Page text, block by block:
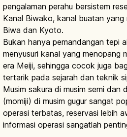
pengalaman perahu bersistem
Kanal Biwako, kanal buatan yang
Biwa dan Kyoto.
Bukan hanya pemandangan tepi
menyusuri kanal yang menopang
era Meiji, sehingga cocok juga
tertarik pada sejarah dan teknik
Musim sakura di musim semi dan
(momiji) di musim gugur sangat
operasi terbatas, reservasi lebih
informasi operasi sangatlah
Keage Incline Kyoto: Bekas